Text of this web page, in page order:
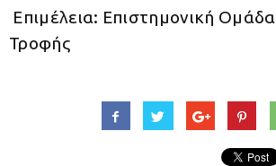
Επιμέλεια: Επιστημονική Ομάδα
Τροφής